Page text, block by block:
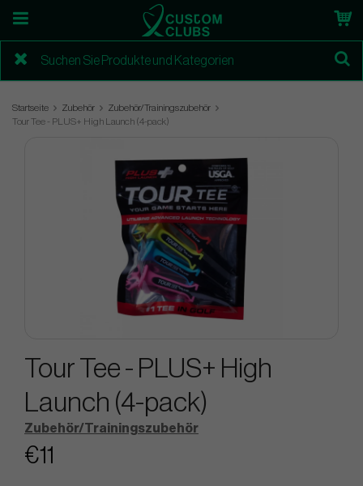
Startseite Zubehör
Zubehör/Trainingszubehör
Tour Tee - PLUS+ High Launch (4-pack)
Tour Tee - PLUS+ High
Launch (4-pack)
Zubehör/Trainingszubehör
€11